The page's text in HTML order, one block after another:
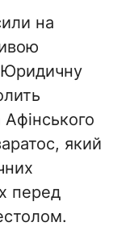
на
Юридичну
який
перед